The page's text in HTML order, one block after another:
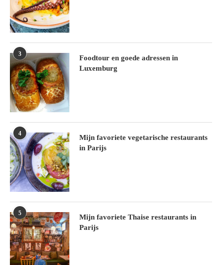
3
Foodtour en goede adressen in
Luxemburg
4
Mijn favoriete vegetarische restaurants
in Parijs
5
Mijn favoriete Thaise restaurants in
Parijs